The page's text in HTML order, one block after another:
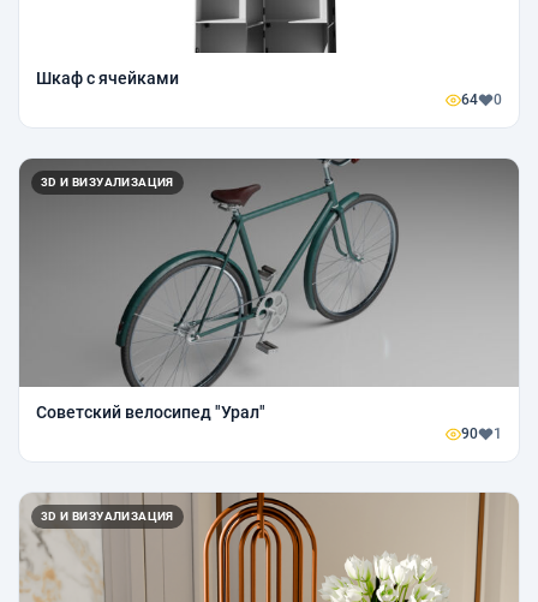
Шкаф с ячейками
64 0
3D И ВИЗУАЛИЗАЦИЯ
Советский велосипед "Урал"
90 1
3D И ВИЗУАЛИЗАЦИЯ